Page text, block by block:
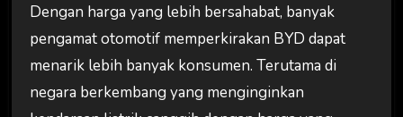
Dengan harga yang lebih bersahabat, banyak
pengamat otomotif memperkirakan BYD dapat
menarik lebih banyak konsumen. Terutama di
negara berkembang yang menginginkan